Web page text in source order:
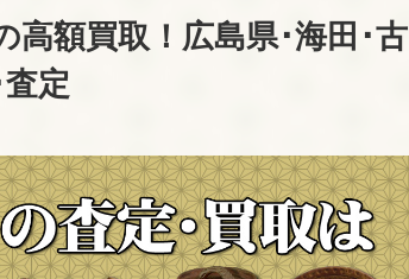
高額買取！広島県･海田･古
定